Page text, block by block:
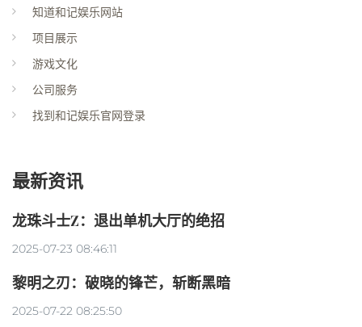
知道和记娱乐网站
项目展示
游戏文化
公司服务
找到和记娱乐官网登录
最新资讯
龙珠斗士Z：退出单机大厅的绝招
2025-07-23 08:46:11
黎明之刃：破晓的锋芒，斩断黑暗
2025-07-22 08:25:50